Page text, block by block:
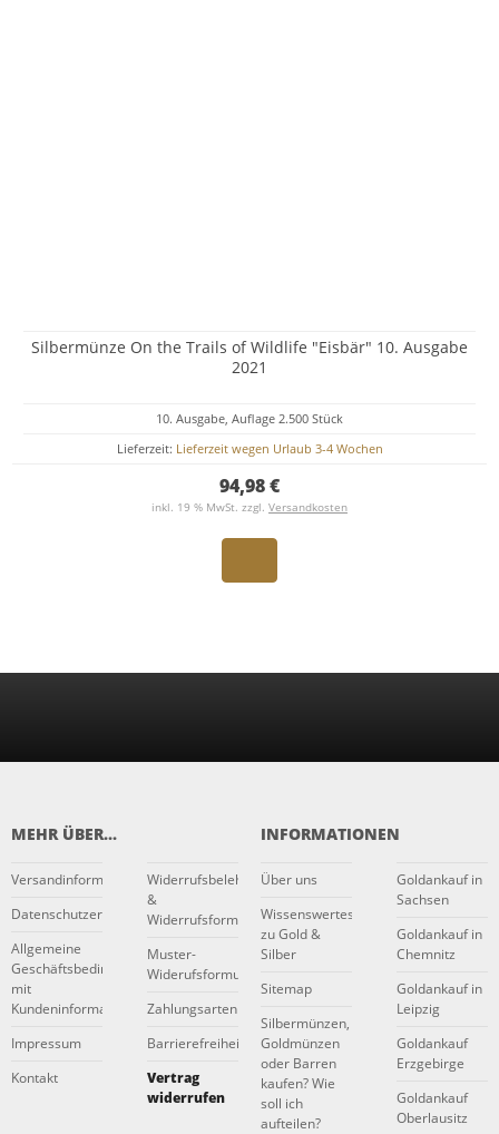
Silbermünze On the Trails of Wildlife "Eisbär" 10. Ausgabe
2021
10. Ausgabe, Auflage 2.500 Stück
Lieferzeit: Lieferzeit wegen Urlaub 3-4 Wochen
94,98 €
inkl. 19 % MwSt. zzgl. Versandkosten
MEHR ÜBER...
Versandinformationen
Datenschutzerklärung
Allgemeine
Geschäftsbedingungen
mit
Kundeninformationen
Impressum
Kontakt
Widerrufsbelehrung
&
Widerrufsformular
Muster-
Widerufsformular
Zahlungsarten
Barrierefreiheitserklärung
Vertrag
widerrufen
INFORMATIONEN
Über uns
Wissenswertes
zu Gold &
Silber
Sitemap
Silbermünzen,
Goldmünzen
oder Barren
kaufen? Wie
soll ich
aufteilen?
Goldankauf in
Sachsen
Goldankauf in
Chemnitz
Goldankauf in
Leipzig
Goldankauf
Erzgebirge
Goldankauf
Oberlausitz